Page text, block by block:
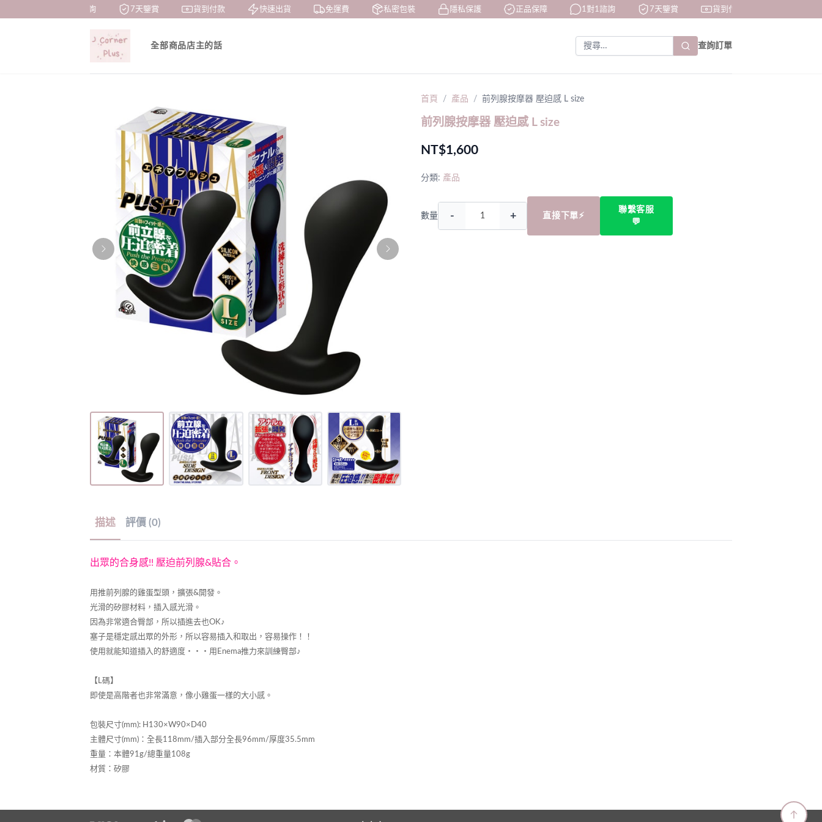
1對1諮詢 7天鑒賞 貨到付款 快速出貨 免運費 私密包裝 隱私保護 正品保障 1對1諮詢 7天鑒賞 貨到付款
全部商品店主的話 查詢訂單
首頁 產品 前列腺按摩器 壓迫感 L size
前列腺按摩器 壓迫感 L size
NT$1,600
分類: 產品
數量 - + 直接下單⚡
聯繫客服
💬
描述 評價 (0)
出眾的合身感!! 壓迫前列腺&貼合。
用推前列腺的雞蛋型頭，擴張&開發。
光滑的矽膠材料，插入感光滑。
因為非常適合臀部，所以插進去也OK♪
塞子是穩定感出眾的外形，所以容易插入和取出，容易操作！！
使用就能知道插入的舒適度・・・用Enema推力來訓練臀部♪
【L碼】
即使是高階者也非常滿意，像小雞蛋一樣的大小感。
包裝尺寸(mm): H130×W90×D40
主體尺寸(mm)：全長118mm/插入部分全長96mm/厚度35.5mm
重量：本體91g/總重量108g
材質：矽膠